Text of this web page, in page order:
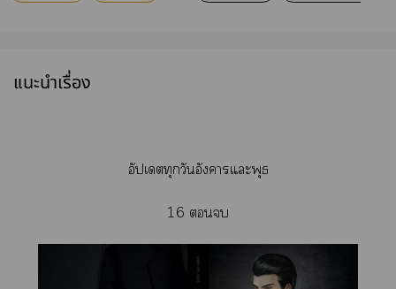
แนะนำเรื่อง
อัปเดตทุกวันอังคารแะพุธ
16 